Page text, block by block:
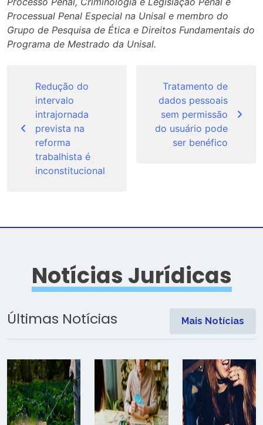
Processual Penal Especial na Unisal e membro do
Grupo de Pesquisa de Ética e Direitos Fundamentais do
Programa de Mestrado da Unisal.
Post
Redução do
intervalo
intrajornada
prevista na
reforma
trabalhista é
inconstitucional
Tratamento de
dados pessoais
sem permissão
do usuário pode
ser benéfico
Notícias Jurídicas
Últimas Notícias Mais Notícias